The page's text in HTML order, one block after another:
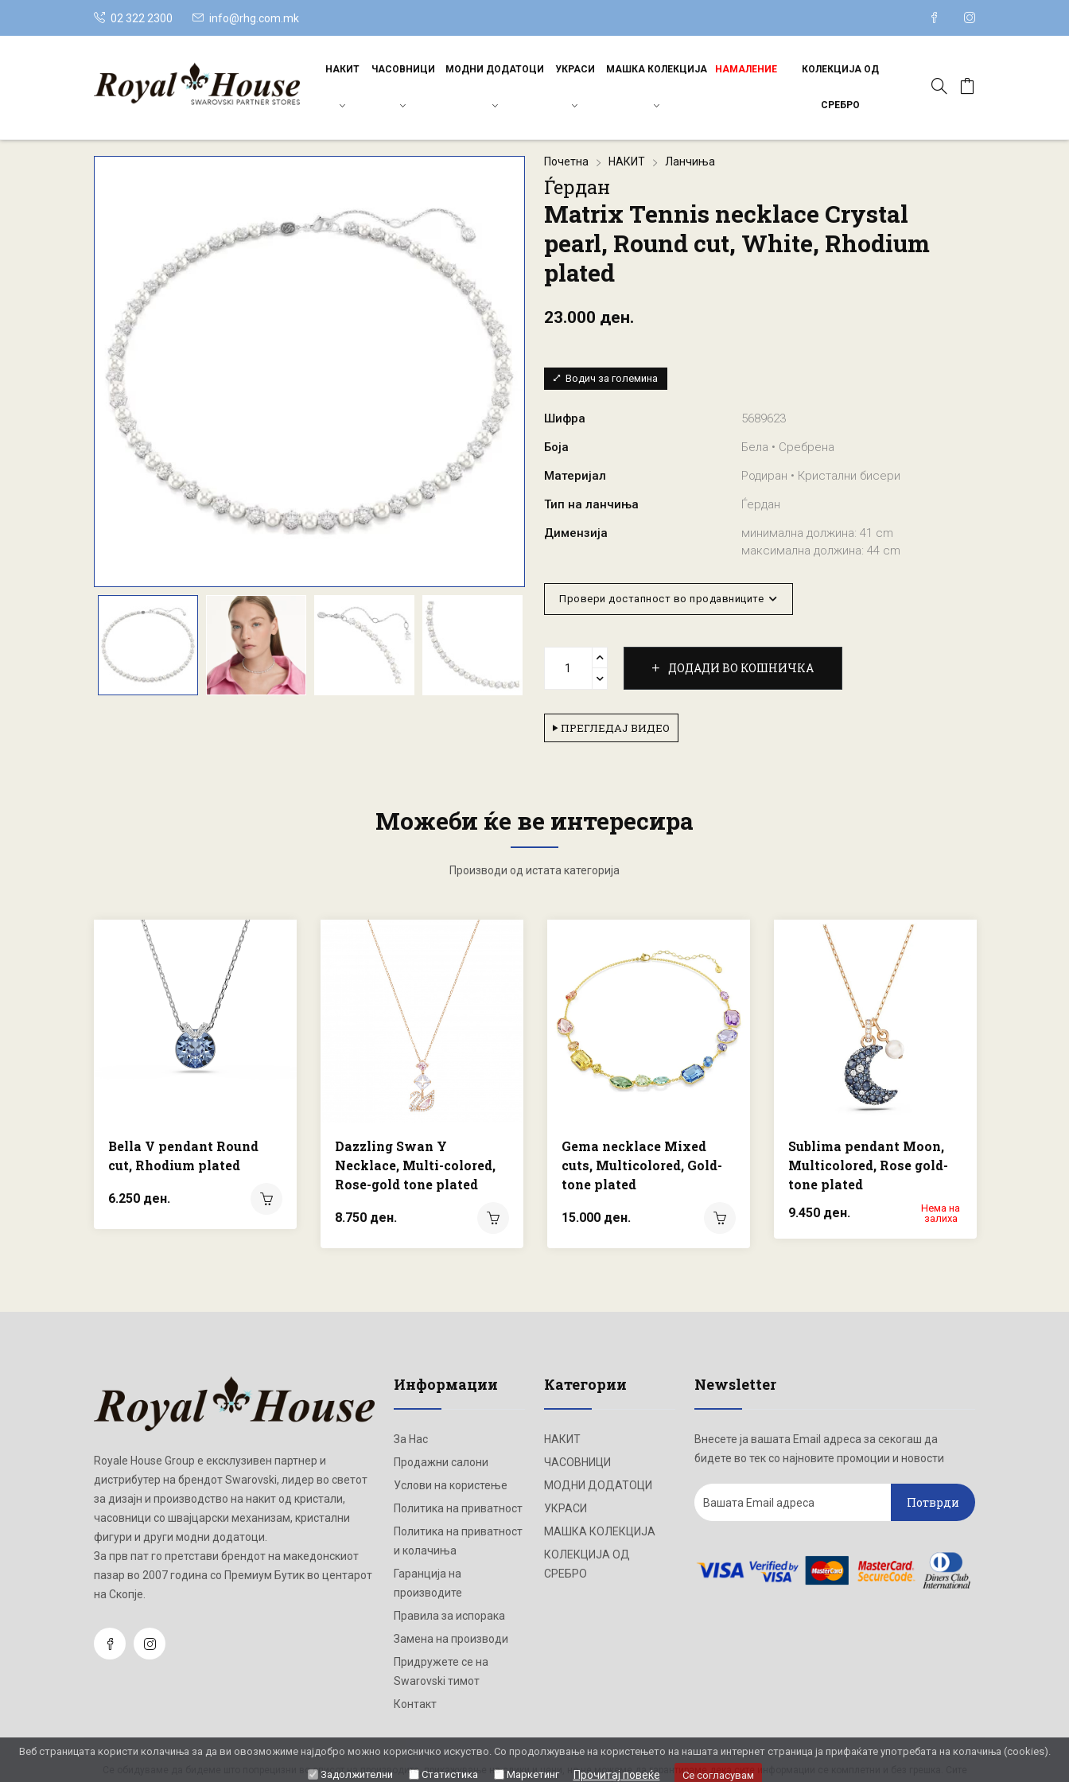
02 322 2300 info@rhg.com.mk
НАКИТ ЧАСОВНИЦИ МОДНИ ДОДАТОЦИ УКРАСИ МАШКА КОЛЕКЦИЈА НАМАЛЕНИЕ КОЛЕКЦИЈА ОД
СРЕБРО
Почетна НАКИТ Ланчиња
Ѓердан
Matrix Tennis necklace Crystal
pearl, Round cut, White, Rhodium
plated
23.000 ден.
Водич за големина
Шифра
5689623
Боја
Бела • Сребрена
Материјал
Родиран • Кристални бисери
Тип на ланчиња
Ѓердан
Димензија
минимална должина: 41 cm
максимална должина: 44 cm
Провери достапност во продавниците
ДОДАДИ ВО КОШНИЧКА
ПРЕГЛЕДАЈ ВИДЕО
Можеби ќе ве интересира
Производи од истата категорија
Bella V pendant Round
cut, Rhodium plated
6.250 ден.
Dazzling Swan Y
Necklace, Multi-colored,
Rose-gold tone plated
8.750 ден.
Gema necklace Mixed
cuts, Multicolored, Gold-
tone plated
15.000 ден.
Sublima pendant Moon,
Multicolored, Rose gold-
tone plated
9.450 ден.
Нема на
залиха
Веб страницата користи колачиња за да ви овозможиме најдобро можно корисничко искуство. Со продолжување на користењето на нашата интернет страница ја прифаќате употребата на колачиња (cookies).
Задолжителни
Статистика Маркетинг Прочитај повеќе Се согласувам
Royale House Group е ексклузивен партнер и
дистрибутер на брендот Swarovski, лидер во светот
за дизајн и производство на накит од кристали,
часовници со швајцарски механизам, кристални
фигури и други модни додатоци.
Зa прв пат го претстави брендот на македонскиот
пазар во 2007 година со Премиум Бутик во центарот
на Скопје.
Информации
За Нас
Продажни салони
Услови на користење
Политика на приватност
Политика на приватност
и колачиња
Гаранција на
производите
Правила за испорака
Замена на производи
Придружете се на
Swarovski тимот
Контакт
Категории
НАКИТ
ЧАСОВНИЦИ
МОДНИ ДОДАТОЦИ
УКРАСИ
МАШКА КОЛЕКЦИЈА
КОЛЕКЦИЈА ОД
СРЕБРО
Newsletter
Внесете ја вашата Email адреса за секогаш да
бидете во тек со најновите промоции и новости
Потврди
Се обидуваме да бидеме што попрецизни во описот на производите, прикажување на слики и цени, но не можеме да гарантираме дека сите информации се комплетни и без грешка. Сите